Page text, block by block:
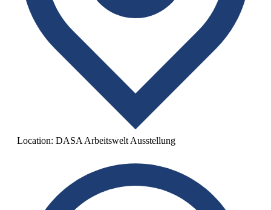
Location: DASA Arbeitswelt Ausstellung